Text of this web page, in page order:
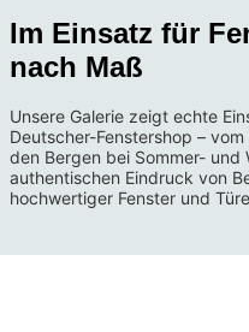
Im Einsatz für
nach Maß
Unsere Galerie zeigt echte
Deutscher-Fenstershop –
den Bergen bei Sommer- und
authentischen Eindruck von
hochwertiger Fenster und